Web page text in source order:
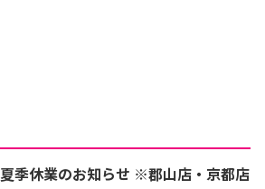
夏季休業のお知らせ ※郡山店・京都店